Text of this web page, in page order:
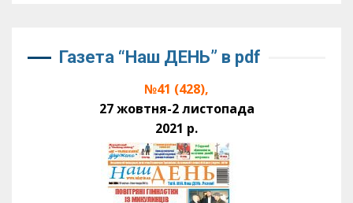
Газета “Наш ДЕНЬ” в pdf
№41 (428),
27 жовтня-2 листопада
2021 р.